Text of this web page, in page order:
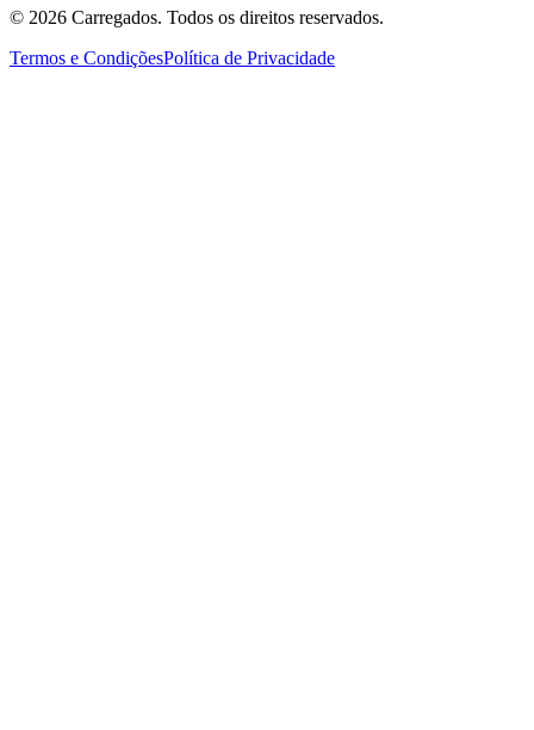
© 2026 Carregados. Todos os direitos reservados.
Termos e CondiçõesPolítica de Privacidade